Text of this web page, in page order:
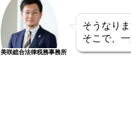
美咲総合法律税務事務所
そうなり
そこで、